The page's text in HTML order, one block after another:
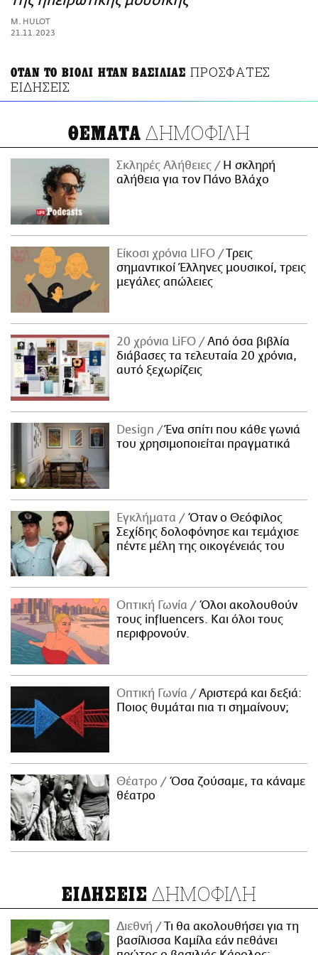
ΑΜΠΑ
PRINT
M. HULOT
21.11.2023
ΟΤΑΝ ΤΟ ΒΙΟΛΙ ΗΤΑΝ ΒΑΣΙΛΙΑΣ ΠΡΟΣΦΑΤΕΣ
ΕΙΔΗΣΕΙΣ
ΘΕΜΑΤΑ ΔΗΜΟΦΙΛΗ
Σκληρές Αλήθειες
H σκληρή
αλήθεια για τον Πάνο Βλάχο
Είκοσι χρόνια LIFO
Tρεις
σημαντικοί Έλληνες μουσικοί, τρεις
μεγάλες απώλειες
20 χρόνια LiFO
Από όσα βιβλία
διάβασες τα τελευταία 20 χρόνια,
αυτό ξεχωρίζεις
Design
Ένα σπίτι που κάθε γωνιά
του χρησιμοποιείται πραγματικά
Εγκλήματα
Όταν ο Θεόφιλος
Σεχίδης δολοφόνησε και τεμάχισε
πέντε μέλη της οικογένειάς του
Οπτική Γωνία
Όλοι ακολουθούν
τους influencers. Και όλοι τους
περιφρονούν.
Οπτική Γωνία
Αριστερά και δεξιά:
Ποιος θυμάται πια τι σημαίνουν;
Θέατρο
Όσα ζούσαμε, τα κάναμε
θέατρο
ΕΙΔΗΣΕΙΣ ΔΗΜΟΦΙΛΗ
Διεθνή
Τι θα ακολουθήσει για τη
βασίλισσα Καμίλα εάν πεθάνει